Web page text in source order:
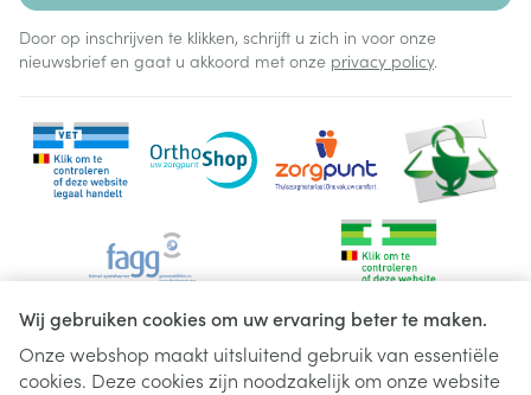
Wij gebruiken cookies om uw ervaring beter te maken.
Onze webshop maakt uitsluitend gebruik van essentiële
cookies. Deze cookies zijn noodzakelijk om onze website
Door op inschrijven te klikken, schrijft u zich in voor onze
nieuwsbrief en gaat u akkoord met onze privacy policy.
Juridische links